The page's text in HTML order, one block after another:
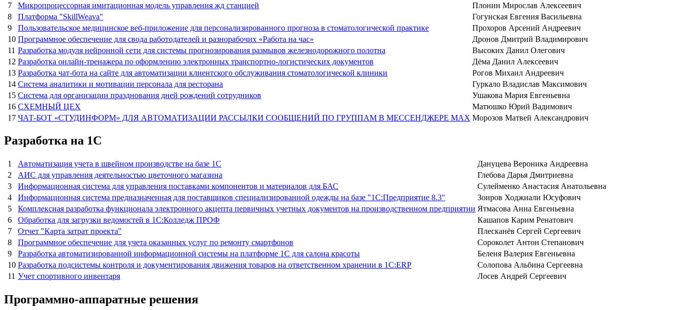
7
Микропроцессорная имитационная модель управления жд станцией
Плонин Мирослав Алексеевич
8
Платформа "SkillWeava"
Гогунская Евгения Васильевна
9
Пользовательское медицинское веб-приложение для персонализированного прогноза в стоматологической практике
Прохоров Арсений Андреевич
10 Программное обеспечение для свода работодателей и разнорабочих «Работа на час»
Дронов Дмитрий Владимирович
11 Разработка модуля нейронной сети для системы прогнозирования размывов железнодорожного полотна
Высоких Данил Олегович
12 Разработка онлайн-тренажера по оформлению электронных транспортно-логистических документов
Дёма Данил Алексеевич
13 Разработка чат-бота на сайте для автоматизации клиентского обслуживания стоматологической клиники
Рогов Михаил Андреевич
14 Система аналитики и мотивации персонала для ресторана
Гуркало Владислав Максимович
15 Система для организации празднования дней рождений сотрудников
Ушакова Мария Евгеньевна
16 СХЕМНЫЙ ЦЕХ
Матюшко Юрий Вадимович
17 ЧАТ-БОТ «СТУДИНФОРМ» ДЛЯ АВТОМАТИЗАЦИИ РАССЫЛКИ СООБЩЕНИЙ ПО ГРУППАМ В МЕССЕНДЖЕРЕ MAX Морозов Матвей Александрович
Разработка на 1С
1 Автоматизация учета в швейном производстве на базе 1С
Дануцева Вероника Андреевна
2
АИС для управления деятельностью цветочного магазина
Глебова Дарья Дмитриевна
3
Информационная система для управления поставками компонентов и материалов для БАС
Сулейменко Анастасия Анатольевна
4
Информационная система предназначенная для поставщиков специализированной одежды на базе "1С:Предприятие 8.3"
Зоиров Ходжиали Юсуфович
5
Комплексная разработка функционала электронного акцепта первичных учетных документов на производственном предприятии Ятмасова Анна Евгеньевна
6
Обработка для загрузки ведомостей в 1С:Колледж ПРОФ
Кашапов Карим Ренатович
7
Отчет "Карта затрат проекта"
Плесканёв Сергей Сергеевич
8
Программное обеспечение для учета оказанных услуг по ремонту смартфонов
Сороколет Антон Степанович
9
Разработка автоматизированной информационной системы на платформе 1С для салона красоты
Беленя Валерия Евгеньевна
10 Разработка подсистемы контроля и документирования движения товаров на ответственном хранении в 1С:ERP
Солопова Альбина Сергеевна
11 Учет спортивного инвентаря Лосев Андрей Сергеевич
Программно-аппаратные решения